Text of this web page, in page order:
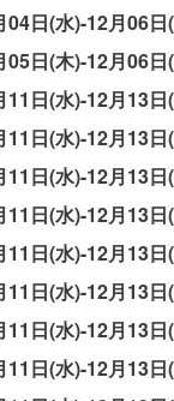
04日(水)-12月06日
05日(木)-12月06日
11日(水)-12月13日
11日(水)-12月13日
11日(水)-12月13日
11日(水)-12月13日
11日(水)-12月13日
11日(水)-12月13日
11日(水)-12月13日
11日(水)-12月13日